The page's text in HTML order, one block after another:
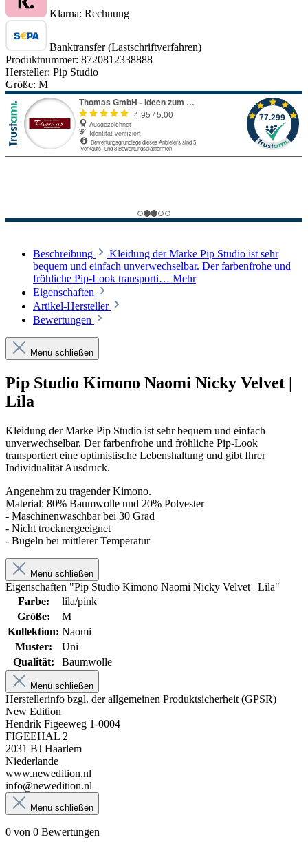
Klarna: Rechnung
Banktransfer (Lastschriftverfahren)
Produktnummer: 8720812338888
Hersteller: Pip Studio
Größe: M
Beschreibung
Kleidung der Marke Pip Studio ist sehr
bequem und einfach unverwechselbar. Der farbenfrohe und
fröhliche Pip-Look transporti… Mehr
Eigenschaften
Artikel-Hersteller
Bewertungen
Menü schließen
Pip Studio Kimono Naomi Nicky Velvet |
Lila
Kleidung der Marke Pip Studio ist sehr bequem und einfach
unverwechselbar. Der farbenfrohe und fröhliche Pip-Look
transportiert eine optimistische Lebenshaltung und gibt Ihrer
Individualität Ausdruck.
Angenehm zu tragender Kimono.
Material: 80% Baumwolle und 20% Polyester
- Maschinenwaschbar bei 30 Grad
- Nicht trocknergeeignet
- Bügeln bei mittlerer Temperatur
Menü schließen
Eigenschaften "Pip Studio Kimono Naomi Nicky Velvet | Lila"
Farbe:
lila/pink
Größe:
M
Kollektion: Naomi
Muster:
Uni
Qualität:
Baumwolle
Menü schließen
Herstellerinfo bzgl. der allgemeinen Produktsicherheit (GPSR)
New Edition
Hendrik Figeeweg 1-0004
FIGEEHAL 2
2031 BJ Haarlem
Niederlande
www.newedition.nl
info@newedition.nl
Menü schließen
0 von 0 Bewertungen